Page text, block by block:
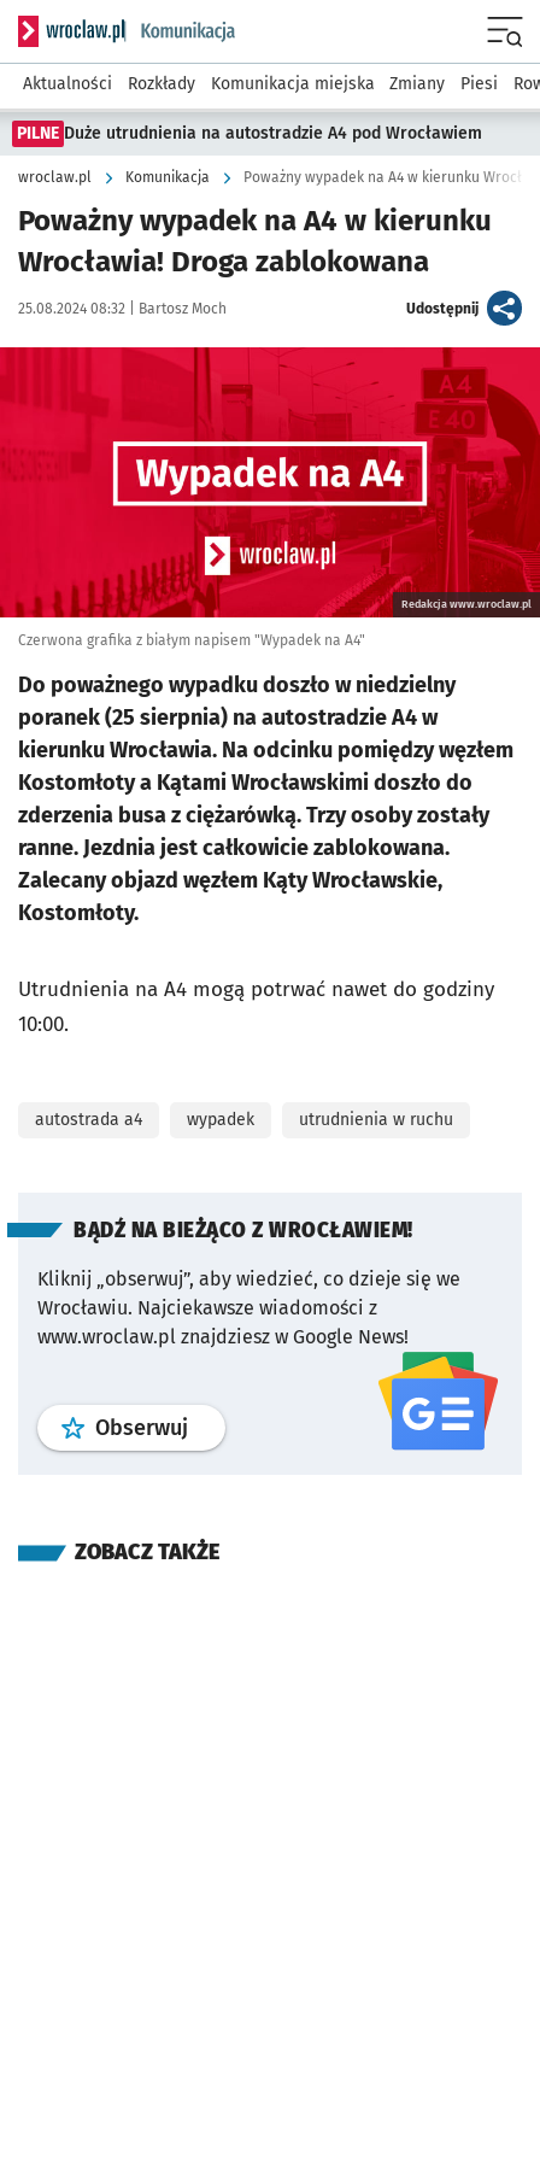
Serwis informacyjny wroclaw.pl podserwis: Komunikacja
Aktualności Rozkłady Komunikacja miejska Zmiany Piesi
PILNE Duże utrudnienia na autostradzie A4 pod Wrocławiem
wroclaw.pl Komunikacja Poważny wypadek na A4 w kierunku
Poważny wypadek na A4 w kierunku
Wrocławia! Droga zablokowana
Data publikacji:
25.08.2024 08:32 | Autor:
Bartosz Moch Udostępnijartykuł
Kliknij, aby powiększyć
Redakcja www.wroclaw.pl
Czerwona grafika z białym napisem "Wypadek na A4"
Do poważnego wypadku doszło w niedzielny
poranek (25 sierpnia) na autostradzie A4 w
kierunku Wrocławia. Na odcinku pomiędzy węzłem
Kostomłoty a Kątami Wrocławskimi doszło do
zderzenia busa z ciężarówką. Trzy osoby zostały
ranne. Jezdnia jest całkowicie zablokowana.
Zalecany objazd węzłem Kąty Wrocławskie,
Kostomłoty.
Utrudnienia na A4 mogą potrwać nawet do godziny
10:00.
autostrada a4 wypadek utrudnienia w ruchu
BĄDŹ NA BIEŻĄCO Z WROCŁAWIEM!
Kliknij „obserwuj”, aby wiedzieć, co dzieje się we
Wrocławiu. Najciekawsze wiadomości z
www.wroclaw.pl znajdziesz w Google News!
Obserwuj profil serwisu
ZOBACZ TAKŻE